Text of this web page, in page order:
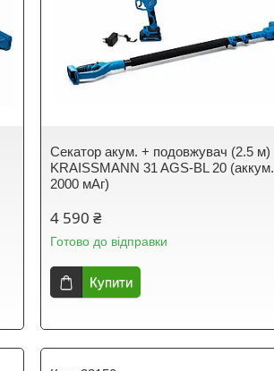
Секатор акум. + подовжувач (2.5 м)
KRAISSMANN 31 AGS-BL 20 (аккум.
2000 мАг)
4 590 ₴
Готово до відправки
Купити